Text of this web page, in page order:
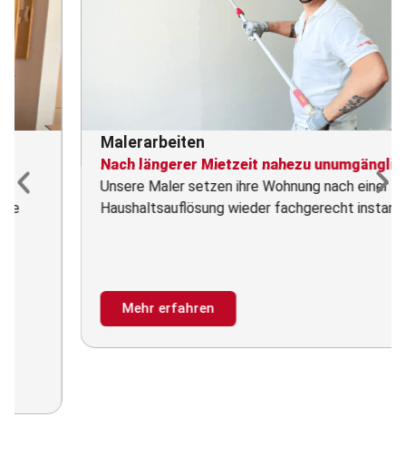
Malerarbeiten
Nach längerer Mietzeit nahezu unumgänglich
Unsere Maler setzen ihre Wohnung nach einer
Haushaltsauflösung wieder fachgerecht instand.
Mehr erfahren